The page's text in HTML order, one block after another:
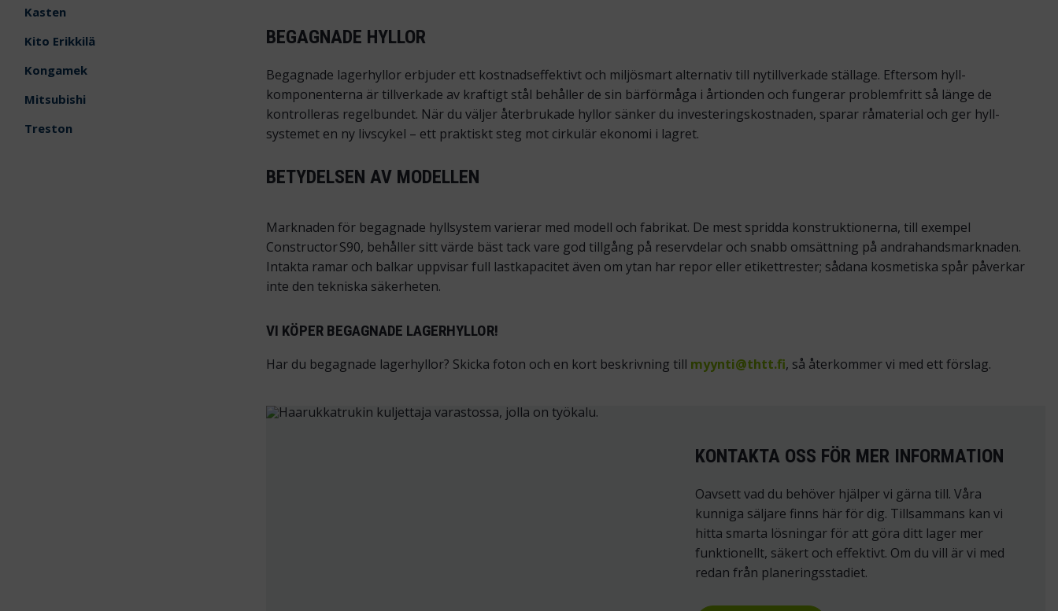
Kasten
Kito Erikkilä
Kongamek
Mitsubishi
Treston
BEGAGNADE HYLLOR
Begagnade lagerhyllor erbjuder ett kostnads­effektivt och miljö­smart alternativ till nytillverkade ställage. Eftersom hyll­
komponenterna är tillverkade av kraftigt stål behåller de sin bär­förmåga i årtionden och fungerar problemfritt så länge de
kontrolleras regelbundet. När du väljer återbrukade hyllor sänker du investerings­kostnaden, sparar råmaterial och ger hyll­
systemet en ny livscykel – ett praktiskt steg mot cirkulär ekonomi i lagret.
BETYDELSEN AV MODELLEN
Marknaden för begagnade hyll­system varierar med modell och fabrikat. De mest spridda konstruktionerna, till exempel
Constructor S90, behåller sitt värde bäst tack vare god tillgång på reserv­delar och snabb omsättning på andrahands­marknaden.
Intakta ramar och balkar uppvisar full last­kapacitet även om ytan har repor eller etikett­rester; sådana kosmetiska spår påverkar
inte den tekniska säkerheten.
VI KÖPER BEGAGNADE LAGERHYLLOR!
Har du begagnade lagerhyllor? Skicka foton och en kort beskrivning till myynti@thtt.fi, så återkommer vi med ett förslag.
KONTAKTA OSS FÖR MER INFORMATION
Oavsett vad du behöver hjälper vi gärna till. Våra
kunniga säljare finns här för dig. Tillsammans kan vi
hitta smarta lösningar för att göra ditt lager mer
funktionellt, säkert och effektivt. Om du vill är vi med
redan från planeringsstadiet.